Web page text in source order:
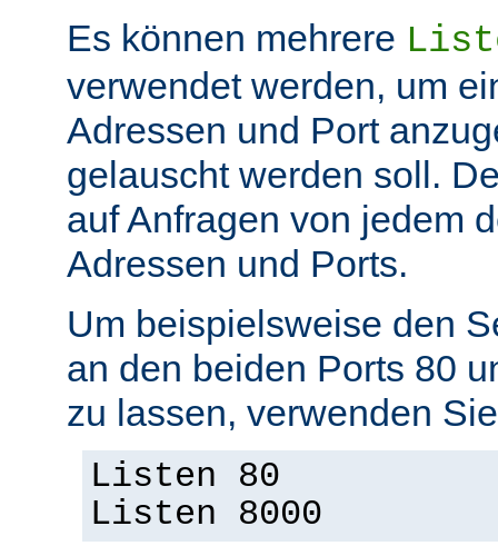
Es können mehrere
verwendet werden, um
Adressen und Port
gelauscht werden soll.
auf Anfragen von jedem
Adressen und Ports.
Um beispielsweise den
an den beiden Ports 80
zu lassen, verwenden
Listen 80
Listen 8000